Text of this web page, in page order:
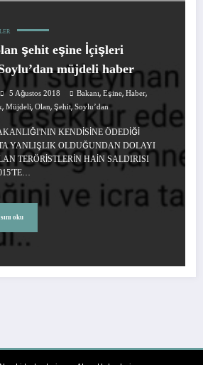
şehit eşine İçişleri
müjdeli haber
5 Ağustos 2018 Bakanı, Eşine, Haber,
, Müjdeli, Olan, Şehit, Soylu’dan
KENDİSİNE ÖDEDİĞİ
YANLIŞLIK OLDUĞUNDAN DOLAYI
TERÖRİSTLERİN HAİN SALDIRISI
oku